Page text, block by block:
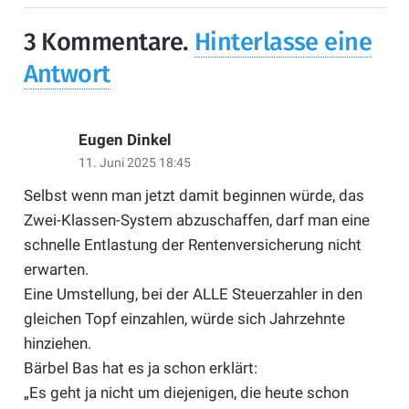
3 Kommentare. Hinterlasse eine
Antwort
Eugen Dinkel
11. Juni 2025 18:45
Selbst wenn man jetzt damit beginnen würde, das
Zwei-Klassen-System abzuschaffen, darf man eine
schnelle Entlastung der Rentenversicherung nicht
erwarten.
Eine Umstellung, bei der ALLE Steuerzahler in den
gleichen Topf einzahlen, würde sich Jahrzehnte
hinziehen.
Bärbel Bas hat es ja schon erklärt:
„Es geht ja nicht um diejenigen, die heute schon